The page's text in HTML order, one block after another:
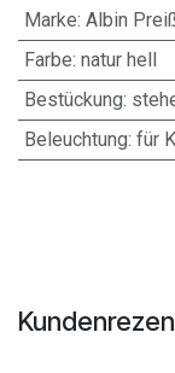
Marke: Albin
Farbe: natur hell
Bestückung:
Beleuchtung: für